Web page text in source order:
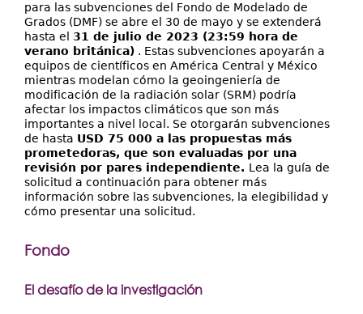
Transparencia
para las subvenciones del Fondo de Modelado de
Grados (DMF) se abre el 30 de mayo y se extenderá
hasta el 31 de julio de 2023 (23:59 hora de
verano británica) . Estas subvenciones apoyarán a
equipos de científicos en América Central y México
mientras modelan cómo la geoingeniería de
modificación de la radiación solar (SRM) podría
afectar los impactos climáticos que son más
importantes a nivel local. Se otorgarán subvenciones
de hasta USD 75 000 a las propuestas más
prometedoras, que son evaluadas por una
revisión por pares independiente. Lea la guía de
solicitud a continuación para obtener más
información sobre las subvenciones, la elegibilidad y
cómo presentar una solicitud.
Fondo
El desafío de la investigación